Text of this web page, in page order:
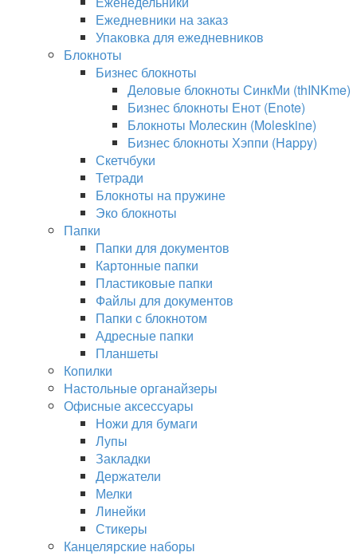
Ежедневники на заказ
Упаковка для ежедневников
Блокноты
Бизнес блокноты
Деловые блокноты СинкМи (thINKme)
Бизнес блокноты Енот (Enote)
Блокноты Молескин (Moleskine)
Бизнес блокноты Хэппи (Happy)
Скетчбуки
Тетради
Блокноты на пружине
Эко блокноты
Папки
Папки для документов
Картонные папки
Пластиковые папки
Файлы для документов
Папки с блокнотом
Адресные папки
Планшеты
Копилки
Настольные органайзеры
Офисные аксессуары
Ножи для бумаги
Лупы
Закладки
Держатели
Мелки
Линейки
Стикеры
Канцелярские наборы